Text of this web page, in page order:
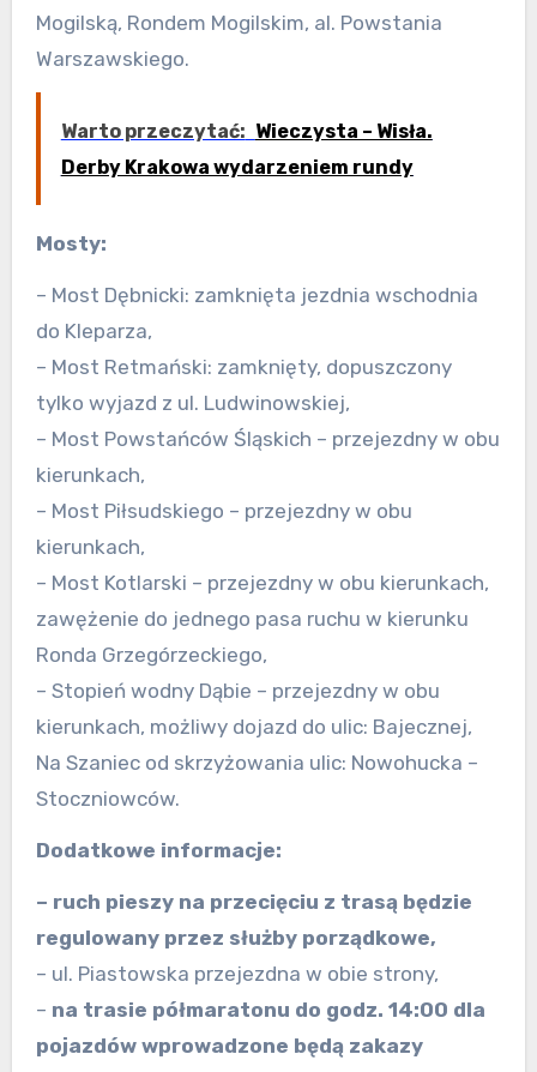
Mogilską, Rondem Mogilskim, al. Powstania
Warszawskiego.
Warto przeczytać: Wieczysta – Wisła.
Derby Krakowa wydarzeniem rundy
Mosty:
– Most Dębnicki: zamknięta jezdnia wschodnia
do Kleparza,
– Most Retmański: zamknięty, dopuszczony
tylko wyjazd z ul. Ludwinowskiej,
– Most Powstańców Śląskich – przejezdny w obu
kierunkach,
– Most Piłsudskiego – przejezdny w obu
kierunkach,
– Most Kotlarski – przejezdny w obu kierunkach,
zawężenie do jednego pasa ruchu w kierunku
Ronda Grzegórzeckiego,
– Stopień wodny Dąbie – przejezdny w obu
kierunkach, możliwy dojazd do ulic: Bajecznej,
Na Szaniec od skrzyżowania ulic: Nowohucka –
Stoczniowców.
Dodatkowe informacje:
– ruch pieszy na przecięciu z trasą będzie
regulowany przez służby porządkowe,
– ul. Piastowska przejezdna w obie strony,
– na trasie półmaratonu do godz. 14:00 dla
pojazdów wprowadzone będą zakazy